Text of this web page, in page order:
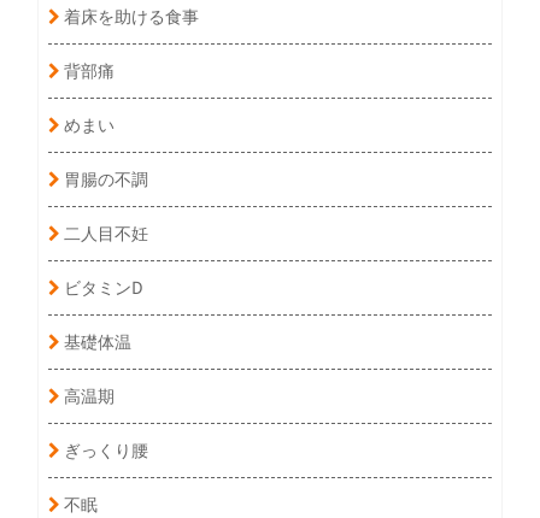
着床を助ける食事
背部痛
めまい
胃腸の不調
二人目不妊
ビタミンD
基礎体温
高温期
ぎっくり腰
不眠